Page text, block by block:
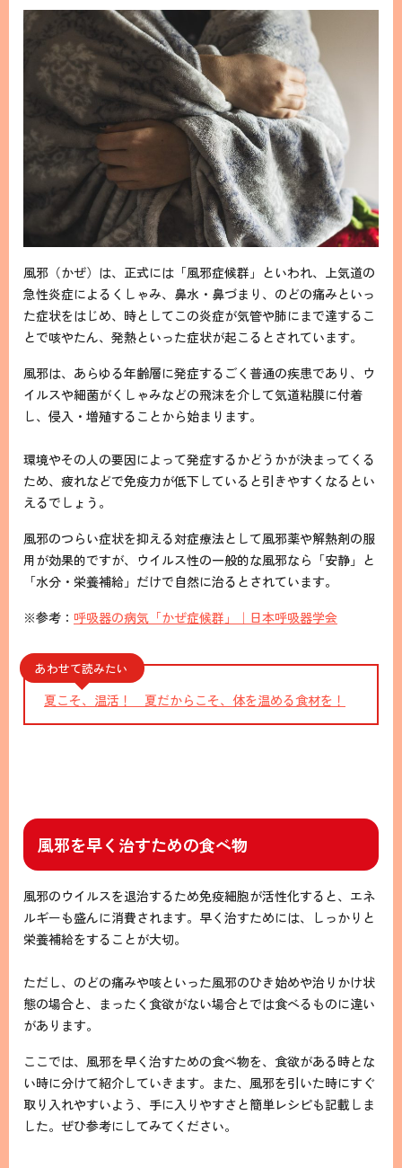
風邪（かぜ）は、正式には「風邪症候群」といわれ、上気道の
急性炎症によるくしゃみ、鼻水・鼻づまり、のどの痛みといっ
た症状をはじめ、時としてこの炎症が気管や肺にまで達するこ
とで咳やたん、発熱といった症状が起こるとされています。
風邪は、あらゆる年齢層に発症するごく普通の疾患であり、ウ
イルスや細菌がくしゃみなどの飛沫を介して気道粘膜に付着
し、侵入・増殖することから始まります。
環境やその人の要因によって発症するかどうかが決まってくる
ため、疲れなどで免疫力が低下していると引きやすくなるとい
えるでしょう。
風邪のつらい症状を抑える対症療法として風邪薬や解熱剤の服
用が効果的ですが、ウイルス性の一般的な風邪なら「安静」と
「水分・栄養補給」だけで自然に治るとされています。
※参考： 呼吸器の病気「かぜ症候群」｜日本呼吸器学会
あわせて読みたい
夏こそ、温活！ 夏だからこそ、体を温める食材を！
風邪を早く治すための食べ物
風邪のウイルスを退治するため免疫細胞が活性化すると、エネ
ルギーも盛んに消費されます。早く治すためには、しっかりと
栄養補給をすることが大切。
ただし、のどの痛みや咳といった風邪のひき始めや治りかけ状
態の場合と、まったく食欲がない場合とでは食べるものに違い
があります。
ここでは、風邪を早く治すための食べ物を、食欲がある時とな
い時に分けて紹介していきます。また、風邪を引いた時にすぐ
取り入れやすいよう、手に入りやすさと簡単レシピも記載しま
した。ぜひ参考にしてみてください。